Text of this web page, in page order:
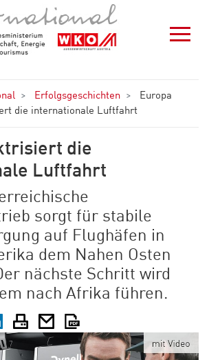
Erfolgsgeschichten
Europa
die internationale Luftfahrt
die
Luftfahrt
sorgt für stabile
auf Flughäfen in
dem Nahen Osten
nächste Schritt wird
nach Afrika führen.
Drucken
E-Mail
PDF